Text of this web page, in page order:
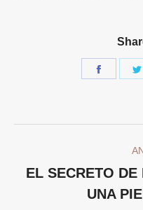
Share
entre
EL SECRETO
UNA